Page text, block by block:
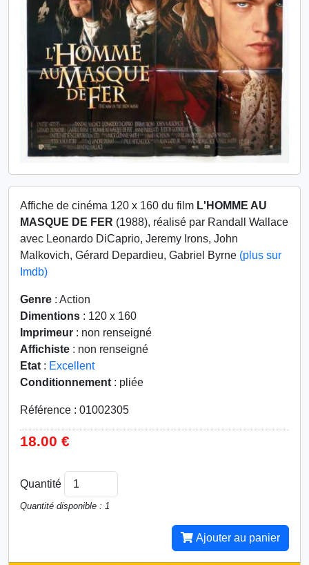
Affiche de cinéma 120 x 160 du film L'HOMME AU
MASQUE DE FER (1988), réalisé par Randall Wallace
avec Leonardo DiCaprio, Jeremy Irons, John
Malkovich, Gérard Depardieu, Gabriel Byrne (plus sur
Imdb)
Genre : Action
Dimentions : 120 x 160
Imprimeur : non renseigné
Affichiste : non renseigné
Etat : Excellent
Conditionnement : pliée
Référence : 01002305
18.00 €
Quantité
Quantité disponible : 1
Ajouter au panier